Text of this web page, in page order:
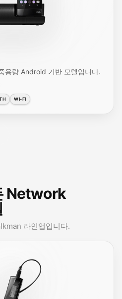
용량 Android 기반 모델입니다.
WI-FI
Network
라인업입니다.